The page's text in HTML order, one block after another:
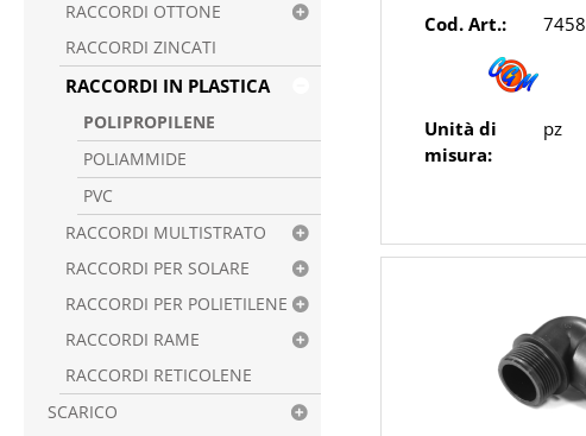
RACCORDI OTTONE
RACCORDI ZINCATI
RACCORDI IN PLASTICA
POLIPROPILENE
POLIAMMIDE
PVC
RACCORDI MULTISTRATO
RACCORDI PER SOLARE
RACCORDI PER POLIETILENE
RACCORDI RAME
RACCORDI RETICOLENE
SCARICO
Cod. Art.: 7458
Unità di
misura:
pz